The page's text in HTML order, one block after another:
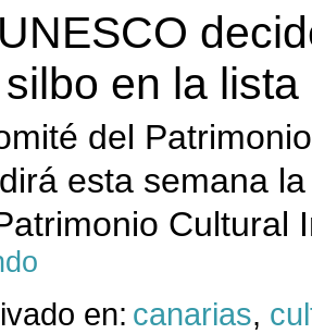
en la
del
esta semana
Cultural
en: canarias,